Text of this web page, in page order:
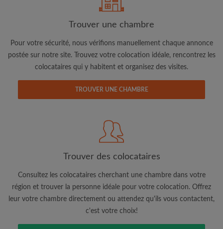
Adresse email
J'ai lu, compris et accepte les Conditions d'utilisation
Confidentialité
CRÉER PROFIL
Je souhaite recevoir des offres exclusives et des mises à
Trouver une chambre
Pour votre sécurité, nous vérifions manuellement chaque annonce
postée sur notre site. Trouvez votre colocation idéale, rencontrez les
colocataires qui y habitent et organisez des visites.
TROUVER UNE CHAMBRE
Trouver des colocataires
Consultez les colocataires cherchant une chambre dans votre
région et trouver la personne idéale pour votre colocation. Offrez
leur votre chambre directement ou attendez qu'ils vous contactent,
c'est votre choix!